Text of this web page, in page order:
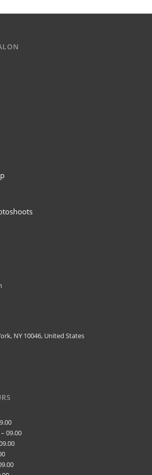
NY 10046, United States
09.00